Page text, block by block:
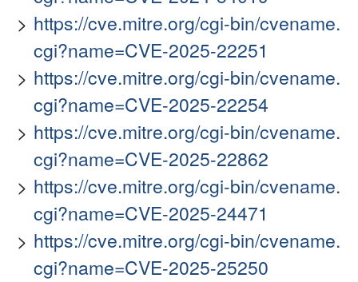
https://cve.mitre.org/cgi-bin/cvename.
cgi?name=CVE-2025-22251
https://cve.mitre.org/cgi-bin/cvename.
cgi?name=CVE-2025-22254
https://cve.mitre.org/cgi-bin/cvename.
cgi?name=CVE-2025-22862
https://cve.mitre.org/cgi-bin/cvename.
cgi?name=CVE-2025-24471
https://cve.mitre.org/cgi-bin/cvename.
cgi?name=CVE-2025-25250